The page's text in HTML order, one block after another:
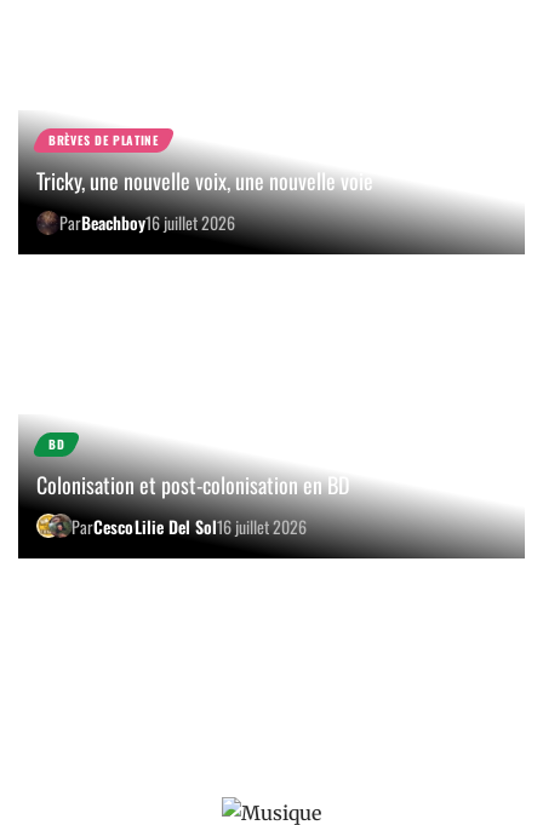
BRÈVES DE PLATINE
Tricky, une nouvelle voix, une nouvelle voie
ParBeachboy16 juillet 2026
BD
Colonisation et post-colonisation en BD
ParCescoLilie Del Sol16 juillet 2026